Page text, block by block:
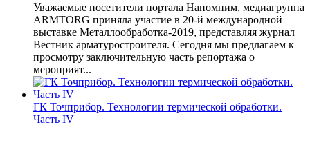
Уважаемые посетители портала Напомним, медиагруппа
ARMTORG приняла участие в 20-й международной
выставке Металлообработка-2019, представляя журнал
Вестник арматуростроителя. Сегодня мы предлагаем к
просмотру заключительную часть репортажа о
мероприят...
ГК Точприбор. Технологии термической обработки.
Часть IV